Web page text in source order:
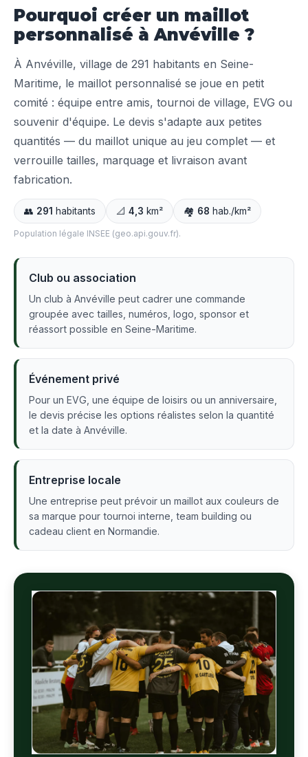
Pourquoi créer un maillot
personnalisé à Anvéville ?
À Anvéville, village de 291 habitants en Seine-
Maritime, le maillot personnalisé se joue en petit
comité : équipe entre amis, tournoi de village, EVG ou
souvenir d'équipe. Le devis s'adapte aux petites
quantités — du maillot unique au jeu complet — et
verrouille tailles, marquage et livraison avant
fabrication.
👥 291 habitants 📐 4,3 km² 🏘️ 68 hab./km²
Population légale INSEE (geo.api.gouv.fr).
Club ou association
Un club à Anvéville peut cadrer une commande
groupée avec tailles, numéros, logo, sponsor et
réassort possible en Seine-Maritime.
Événement privé
Pour un EVG, une équipe de loisirs ou un anniversaire,
le devis précise les options réalistes selon la quantité
et la date à Anvéville.
Entreprise locale
Une entreprise peut prévoir un maillot aux couleurs de
sa marque pour tournoi interne, team building ou
cadeau client en Normandie.